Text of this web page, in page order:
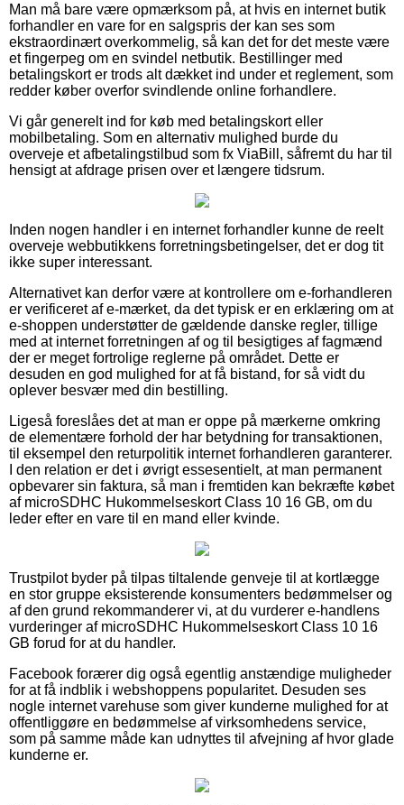
Man må bare være opmærksom på, at hvis en internet butik
forhandler en vare for en salgspris der kan ses som
ekstraordinært overkommelig, så kan det for det meste være
et fingerpeg om en svindel netbutik. Bestillinger med
betalingskort er trods alt dækket ind under et reglement, som
redder køber overfor svindlende online forhandlere.
Vi går generelt ind for køb med betalingskort eller
mobilbetaling. Som en alternativ mulighed burde du
overveje et afbetalingstilbud som fx ViaBill, såfremt du har til
hensigt at afdrage prisen over et længere tidsrum.
Inden nogen handler i en internet forhandler kunne de reelt
overveje webbutikkens forretningsbetingelser, det er dog tit
ikke super interessant.
Alternativet kan derfor være at kontrollere om e-forhandleren
er verificeret af e-mærket, da det typisk er en erklæring om at
e-shoppen understøtter de gældende danske regler, tillige
med at internet forretningen af og til besigtiges af fagmænd
der er meget fortrolige reglerne på området. Dette er
desuden en god mulighed for at få bistand, for så vidt du
oplever besvær med din bestilling.
Ligeså foreslåes det at man er oppe på mærkerne omkring
de elementære forhold der har betydning for transaktionen,
til eksempel den returpolitik internet forhandleren garanterer.
I den relation er det i øvrigt essesentielt, at man permanent
opbevarer sin faktura, så man i fremtiden kan bekræfte købet
af microSDHC Hukommelseskort Class 10 16 GB, om du
leder efter en vare til en mand eller kvinde.
Trustpilot byder på tilpas tiltalende genveje til at kortlægge
en stor gruppe eksisterende konsumenters bedømmelser og
af den grund rekommanderer vi, at du vurderer e-handlens
vurderinger af microSDHC Hukommelseskort Class 10 16
GB forud for at du handler.
Facebook forærer dig også egentlig anstændige muligheder
for at få indblik i webshoppens popularitet. Desuden ses
nogle internet varehuse som giver kunderne mulighed for at
offentliggøre en bedømmelse af virksomhedens service,
som på samme måde kan udnyttes til afvejning af hvor glade
kunderne er.